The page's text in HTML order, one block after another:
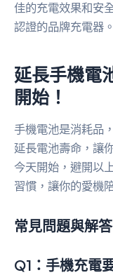
佳的充電效果和安
認證的品牌充電器。
延長手機電
開始！
手機電池是消耗品
延長電池壽命，讓
今天開始，避開以
習慣，讓你的愛機
常見問題與解答
Q1：手機充電